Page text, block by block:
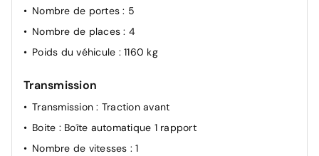
Nombre de portes: 5
Nombre de places: 4
Poids du véhicule : 1160 kg
Transmission
Transmission: Traction avant
Boite : Boîte automatique 1 rapport
Nombre de vitesses : 1